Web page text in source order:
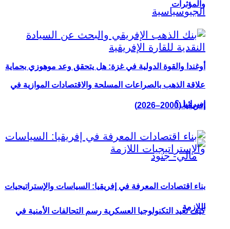
أوغندا والقوة الدولية في غزة: هل يتحقق وعد موهوزي بحماية
إسرائيل؟
كيف تعيد التكنولوجيا العسكرية رسم التحالفات الأمنية في
والمؤثرات
علاقة الذهب بالصراعات المسلحة والاقتصادات الموازية في
إفريقيا (2000–2026)
بناء اقتصادات المعرفة في إفريقيا: السياسات والإستراتيجيات
اللازمة